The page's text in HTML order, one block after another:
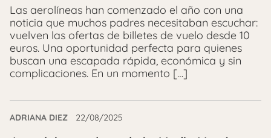
Las aerolíneas han comenzado el año con una
noticia que muchos padres necesitaban escuchar:
vuelven las ofertas de billetes de vuelo desde 10
euros. Una oportunidad perfecta para quienes
buscan una escapada rápida, económica y sin
complicaciones. En un momento […]
ADRIANA DIEZ 22/08/2025